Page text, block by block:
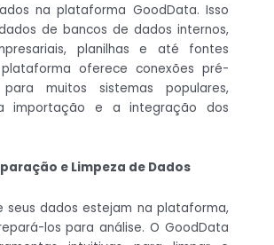
na plataforma GoodData. Isso
de bancos de dados internos,
planilhas e até fontes
oferece conexões pré-
para muitos sistemas populares,
importação e a integração dos
e Limpeza de Dados
seus dados estejam na plataforma,
los para análise. O GoodData